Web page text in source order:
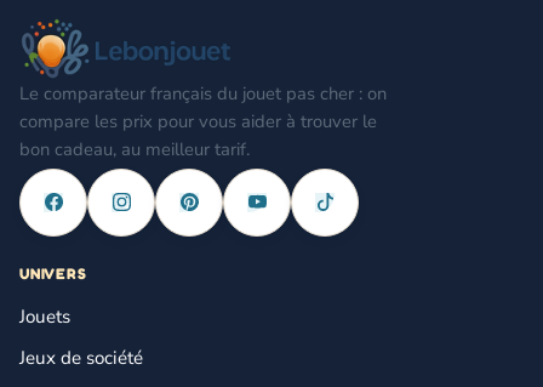
Le comparateur français du jouet pas cher : on
compare les prix pour vous aider à trouver le
bon cadeau, au meilleur tarif.
UNIVERS
Jouets
Jeux de société